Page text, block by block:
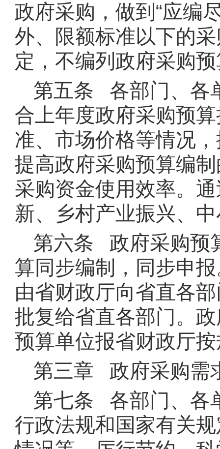
政府采购，做到“应编
外、限额标准以下的
定，不编列政府采购
第五条 各部门、各
合上年度政府采购预
准、市场价格等情况
提高政府采购预算编
采购资金使用效率。
新、乡村产业振兴、
第六条 政府采购预
算同步编制，同步申
由省财政厅向省直各
批复给省直各部门。
预算单位报省财政厅
第三章 政府采购需
第七条 各部门、各
行政法规和国家有关